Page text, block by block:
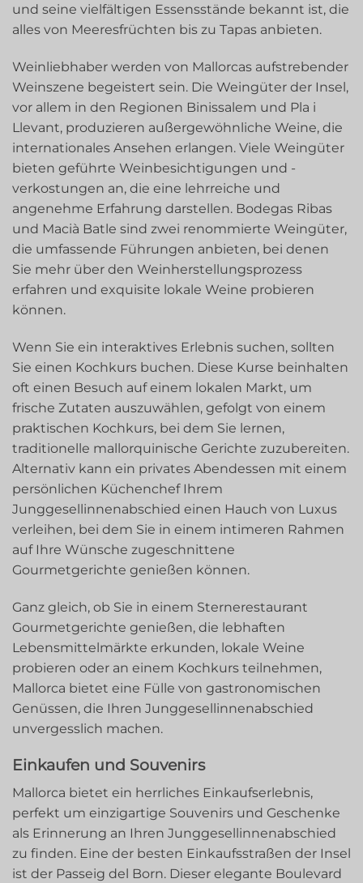
und seine vielfältigen Essensstände bekannt ist, die
alles von Meeresfrüchten bis zu Tapas anbieten.
Weinliebhaber werden von Mallorcas aufstrebender
Weinszene begeistert sein. Die Weingüter der Insel,
vor allem in den Regionen Binissalem und Pla i
Llevant, produzieren außergewöhnliche Weine, die
internationales Ansehen erlangen. Viele Weingüter
bieten geführte Weinbesichtigungen und -
verkostungen an, die eine lehrreiche und
angenehme Erfahrung darstellen. Bodegas Ribas
und Macià Batle sind zwei renommierte Weingüter,
die umfassende Führungen anbieten, bei denen
Sie mehr über den Weinherstellungsprozess
erfahren und exquisite lokale Weine probieren
können.
Wenn Sie ein interaktives Erlebnis suchen, sollten
Sie einen Kochkurs buchen. Diese Kurse beinhalten
oft einen Besuch auf einem lokalen Markt, um
frische Zutaten auszuwählen, gefolgt von einem
praktischen Kochkurs, bei dem Sie lernen,
traditionelle mallorquinische Gerichte zuzubereiten.
Alternativ kann ein privates Abendessen mit einem
persönlichen Küchenchef Ihrem
Junggesellinnenabschied einen Hauch von Luxus
verleihen, bei dem Sie in einem intimeren Rahmen
auf Ihre Wünsche zugeschnittene
Gourmetgerichte genießen können.
Ganz gleich, ob Sie in einem Sternerestaurant
Gourmetgerichte genießen, die lebhaften
Lebensmittelmärkte erkunden, lokale Weine
probieren oder an einem Kochkurs teilnehmen,
Mallorca bietet eine Fülle von gastronomischen
Genüssen, die Ihren Junggesellinnenabschied
unvergesslich machen.
Einkaufen und Souvenirs
Mallorca bietet ein herrliches Einkaufserlebnis,
perfekt um einzigartige Souvenirs und Geschenke
als Erinnerung an Ihren Junggesellinnenabschied
zu finden. Eine der besten Einkaufsstraßen der Insel
ist der Passeig del Born. Dieser elegante Boulevard